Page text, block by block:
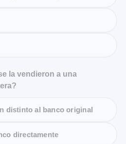
la vendieron a una
distinto al banco original
directamente